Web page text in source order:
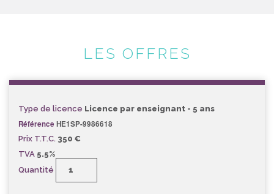
LES OFFRES
Type de licence Licence par enseignant - 5 ans
Référence HE1SP-9986618
Prix T.T.C. 350 €
TVA 5.5%
Quantité